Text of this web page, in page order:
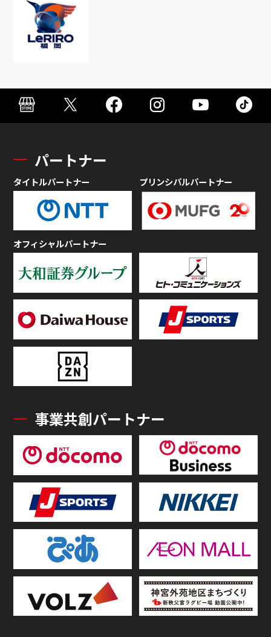
パートナー
タイトルパートナー プリンシパルパートナー
オフィシャルパートナー
事業共創パートナー